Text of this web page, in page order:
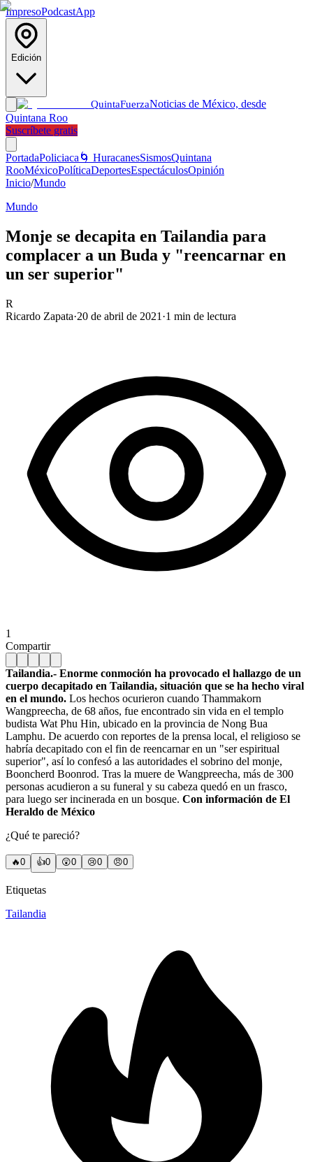
ImpresoPodcastApp
Edición
QuintaFuerzaNoticias de México, desde
Quintana Roo
Suscríbete gratis
PortadaPoliciaca 🌀 HuracanesSismosQuintana
RooMéxicoPolíticaDeportesEspectáculosOpinión
Inicio/Mundo
Mundo
Monje se decapita en Tailandia para
complacer a un Buda y "reencarnar en
un ser superior"
R
Ricardo Zapata·20 de abril de 2021 ·1 min de lectura
1
Compartir
Tailandia.- Enorme conmoción ha provocado el hallazgo de un
cuerpo decapitado en Tailandia, situación que se ha hecho viral
en el mundo. Los hechos ocurieron cuando Thammakorn
Wangpreecha, de 68 años, fue encontrado sin vida en el templo
budista Wat Phu Hin, ubicado en la provincia de Nong Bua
Lamphu. De acuerdo con reportes de la prensa local, el religioso se
habría decapitado con el fin de reencarnar en un "ser espiritual
superior", así lo confesó a las autoridades el sobrino del monje,
Booncherd Boonrod. Tras la muere de Wangpreecha, más de 300
personas acudieron a su funeral y su cabeza quedó en un frasco,
para luego ser incinerada en un bosque. Con información de El
Heraldo de México
¿Qué te pareció?
🔥0 👍0 😲0 😢0 😠0
Etiquetas
Tailandia